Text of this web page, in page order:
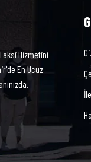
Hizmetini
En Ucuz